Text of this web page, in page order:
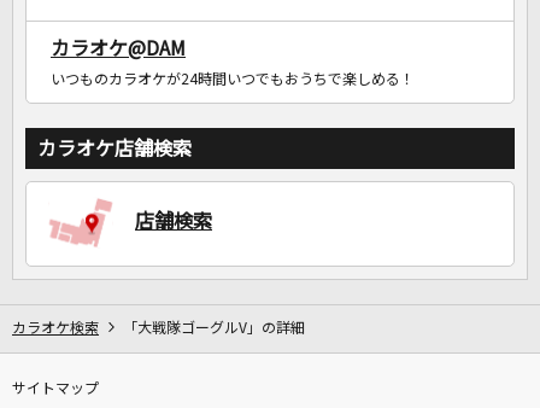
カラオケ@DAM
いつものカラオケが24時間いつでもおうちで楽しめる！
カラオケ店舗検索
店舗検索
カラオケ検索 「大戦隊ゴーグルV」の詳細
サイトマップ